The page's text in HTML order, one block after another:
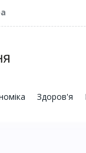
Здоров'я